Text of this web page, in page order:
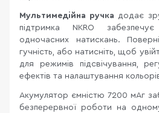
Мультимедійна ручка додає
підтримка NKRO
одночасних натискань.
гучність, або натисніть, щоб
для режимів підсвічування,
ефектів та налаштування
Акумулятор ємністю 7200 мАг
безперервної роботи на